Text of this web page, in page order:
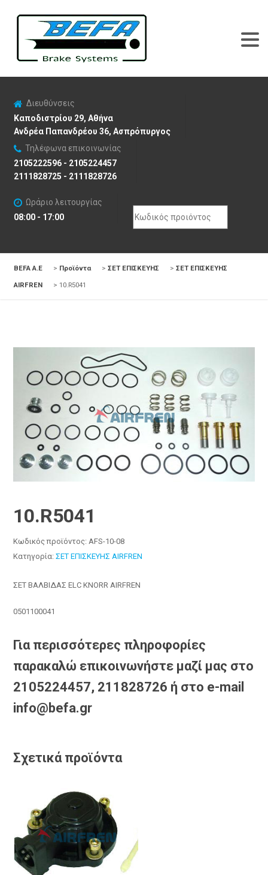
Διευθύνσεις
Καποδιστρίου 29, Αθήνα
Ανδρέα Παπανδρέου 36, Ασπρόπυργος
Τηλέφωνα επικοινωνίας
2105222596 - 2105224457
2111828725 - 2111828726
Ωράριο λειτουργίας
08:00 - 17:00
Search
for:
BEFA Α.Ε > Προϊόντα > ΣΕΤ ΕΠΙΣΚΕΥΗΣ > ΣΕΤ ΕΠΙΣΚΕΥΗΣ
AIRFREN
> 10.R5041
10.R5041
Κωδικός προϊόντος: AFS-10-08
Κατηγορία:ΣΕΤ ΕΠΙΣΚΕΥΗΣ AIRFREN
ΣΕΤ ΒΑΛΒΙΔΑΣ ELC KNORR AIRFREN
0501100041
Για περισσότερες πληροφορίες
παρακαλώ επικοινωνήστε μαζί μας στο
2105224457, 211828726 ή στο e-mail
info@befa.gr
Σχετικά προϊόντα